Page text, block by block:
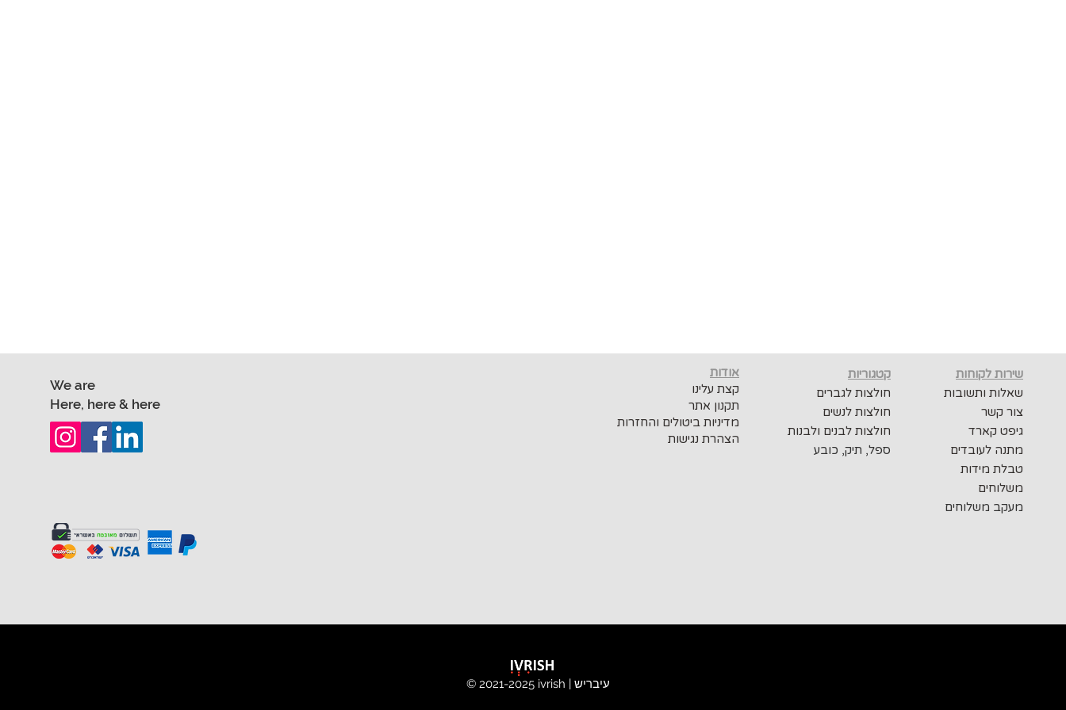
We are
Here, here & here
אודות
קצת עלינו
תקנון אתר
מדיניות ביטולים והחזרות
הצהרת נגישות
קטגוריות
חולצות לגברים
חולצות לנשים
חולצות לבנים ולבנות
ספל, תיק, כובע
שירות לקוחות
שאלות ותשובות
צור קשר
גיפט קארד
מתנה לעובדים
טבלת מידות
משלוחים
מעקב משלוחים
© 2021-2025 ivrish | עיבריש